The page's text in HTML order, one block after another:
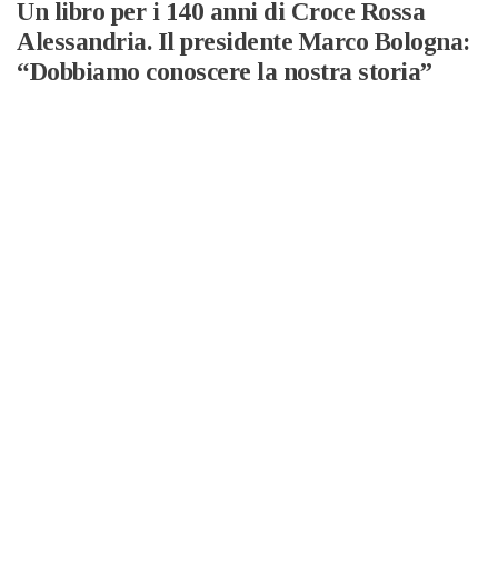
Un libro per i 140 anni di Croce Rossa
Alessandria. Il presidente Marco Bologna:
“Dobbiamo conoscere la nostra storia”